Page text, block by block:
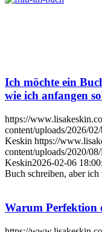
Ich möchte ein
wie ich anfangen
https://
content/uploads/2026/
Keskin https://
content/uploads/2020/
Keskin2026-02-06
Buch schreiben, aber
Warum Perfektion